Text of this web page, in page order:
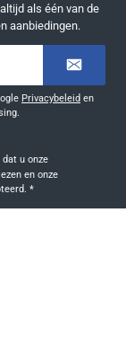
als één van de
aanbiedingen.
Privacybeleid en
Door doorgaan te selecteren, bevestigt u dat u onze
*